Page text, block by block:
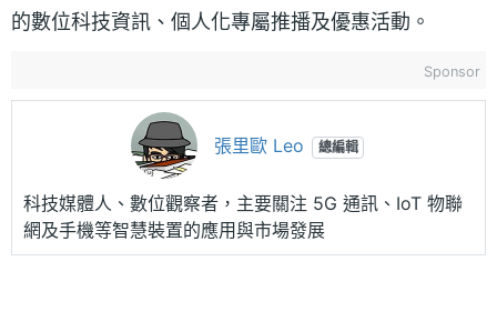
的數位科技資訊、個人化專屬推播及優惠活動。
Sponsor
張里歐 Leo 總編輯
科技媒體人、數位觀察者，主要關注 5G 通訊、IoT 物聯
網及手機等智慧裝置的應用與市場發展